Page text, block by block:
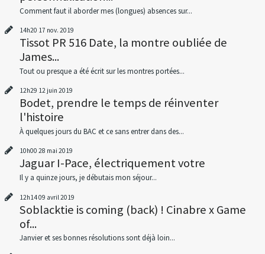
Comment faut il aborder mes (longues) absences sur...
14h20 17 nov. 2019
Tissot PR 516 Date, la montre oubliée de
James...
Tout ou presque a été écrit sur les montres portées...
12h29 12 juin 2019
Bodet, prendre le temps de réinventer
l'histoire
À quelques jours du BAC et ce sans entrer dans des...
10h00 28 mai 2019
Jaguar I-Pace, électriquement votre
Il y a quinze jours, je débutais mon séjour...
12h1409 avril 2019
Soblacktie is coming (back) ! Cinabre x Game
of...
Janvier et ses bonnes résolutions sont déjà loin...